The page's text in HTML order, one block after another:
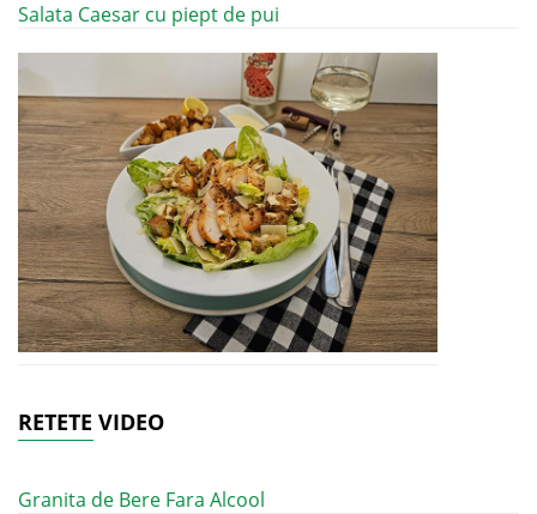
Salata Caesar cu piept de pui
RETETE VIDEO
Granita de Bere Fara Alcool